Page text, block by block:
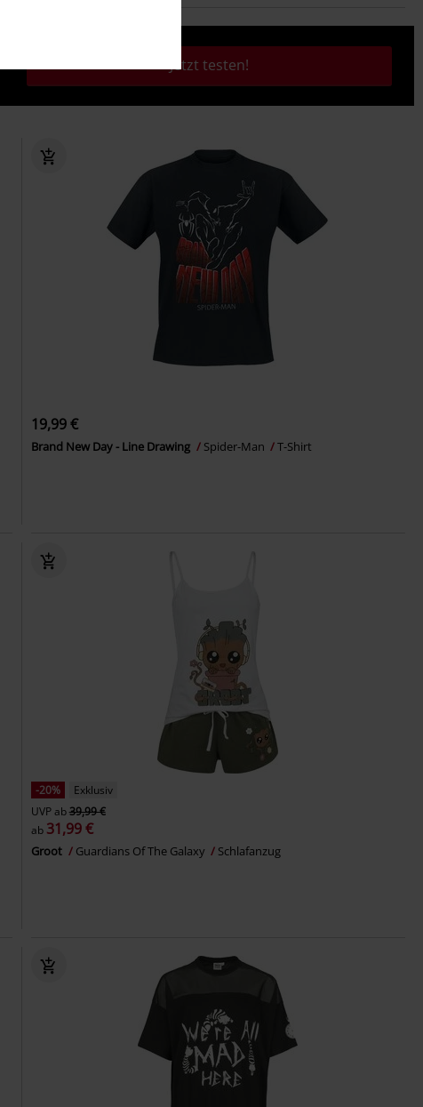
Jetzt testen!
19,99 €
Brand New Day - Line Drawing Spider-Man T-Shirt
-20%
Exklusiv
UVPab39,99 €
ab 31,99 €
Groot Guardians Of The Galaxy Schlafanzug